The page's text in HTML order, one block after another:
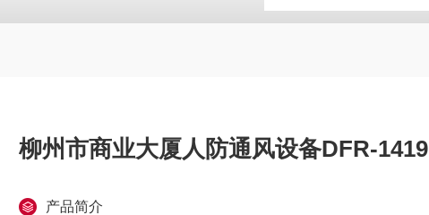
柳州市商业大厦人防通风设备DFR-1419
产品简介